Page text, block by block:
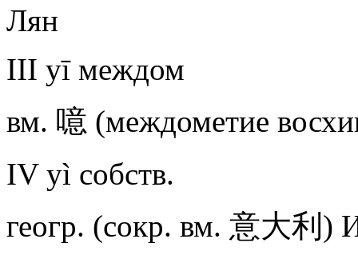
Лян
III yī междом
вм. 噫 (междометие
IV yì собств.
геогр. (сокр. вм. 意大利)